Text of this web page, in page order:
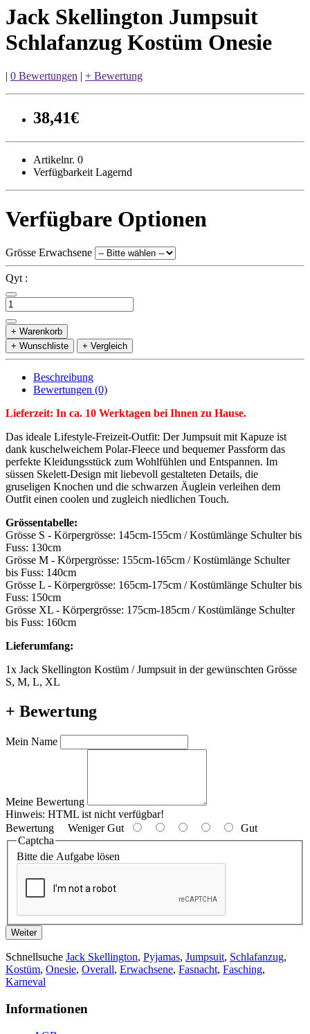
Jack Skellington Jumpsuit
Schlafanzug Kostüm Onesie
| 0 Bewertungen | + Bewertung
38,41€
Artikelnr. 0
Verfügbarkeit Lagernd
Verfügbare Optionen
Grösse Erwachsene
Qyt :
+ Warenkorb
+ Wunschliste
+ Vergleich
Beschreibung
Bewertungen (0)
Lieferzeit: In ca. 10 Werktagen bei Ihnen zu Hause.
Das ideale Lifestyle-Freizeit-Outfit: Der Jumpsuit mit Kapuze ist
dank kuschelweichem Polar-Fleece und bequemer Passform das
perfekte Kleidungsstück zum Wohlfühlen und Entspannen. Im
süssen Skelett-Design mit liebevoll gestalteten Details, die
gruseligen Knochen und die schwarzen Äuglein verleihen dem
Outfit einen coolen und zugleich niedlichen Touch.
Grössentabelle:
Grösse S - Körpergrösse: 145cm-155cm / Kostümlänge Schulter bis
Fuss: 130cm
Grösse M - Körpergrösse: 155cm-165cm / Kostümlänge Schulter
bis Fuss: 140cm
Grösse L - Körpergrösse: 165cm-175cm / Kostümlänge Schulter bis
Fuss: 150cm
Grösse XL - Körpergrösse: 175cm-185cm / Kostümlänge Schulter
bis Fuss: 160cm
Lieferumfang:
1x Jack Skellington Kostüm / Jumpsuit in der gewünschten Grösse
S, M, L, XL
+ Bewertung
Mein Name
Meine Bewertung
Hinweis: HTML ist nicht verfügbar!
Bewertung Weniger Gut
Gut
Captcha
Bitte die Aufgabe lösen
Weiter
Schnellsuche Jack Skellington, Pyjamas, Jumpsuit, Schlafanzug,
Kostüm, Onesie, Overall, Erwachsene, Fasnacht, Fasching,
Karneval
Informationen